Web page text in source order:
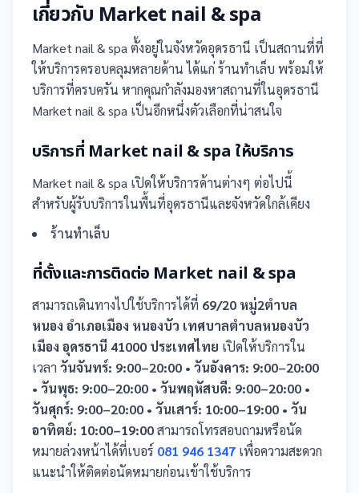
เกี่ยวกับ Market nail & spa
Market nail & spa ตั้งอยู่ในจังหวัดอุดรธานี เป็นสถานที่ที่
ให้บริการครอบคลุมหลายด้าน ได้แก่ ร้านทำเล็บ พร้อมให้
บริการที่ครบครัน หากคุณกำลังมองหาสถานที่ในอุดรธานี
Market nail & spa เป็นอีกหนึ่งตัวเลือกที่น่าสนใจ
บริการที่ Market nail & spa ให้บริการ
Market nail & spa เปิดให้บริการด้านต่างๆ ต่อไปนี้
สำหรับผู้รับบริการในพื้นที่อุดรธานีและจังหวัดใกล้เคียง
ร้านทำเล็บ
ที่ตั้งและการติดต่อ Market nail & spa
สามารถเดินทางไปใช้บริการได้ที่ 69/20 หมู่2ตำบล
หนอง อำเภอเมือง หนองบัว เทศบาลตำบลหนองบัว
เมือง อุดรธานี 41000 ประเทศไทย เปิดให้บริการใน
เวลา วันจันทร์: 9:00–20:00 • วันอังคาร: 9:00–20:00
• วันพุธ: 9:00–20:00 • วันพฤหัสบดี: 9:00–20:00 •
วันศุกร์: 9:00–20:00 • วันเสาร์: 10:00–19:00 • วัน
อาทิตย์: 10:00–19:00สามารถโทรสอบถามหรือนัด
หมายล่วงหน้าได้ที่เบอร์ 081 946 1347 เพื่อความสะดวก
แนะนำให้ติดต่อนัดหมายก่อนเข้าใช้บริการ